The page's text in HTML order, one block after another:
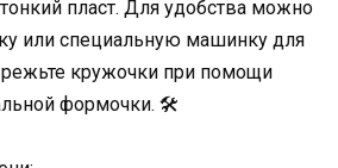
тонкий пласт. Для удобства можно
или специальную машинку для
кружочки при помощи
формочки. 🛠️